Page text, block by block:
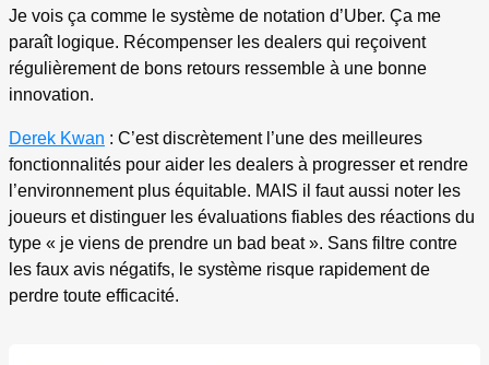
Je vois ça comme le système de notation d’Uber. Ça me
paraît logique. Récompenser les dealers qui reçoivent
régulièrement de bons retours ressemble à une bonne
innovation.
Derek Kwan : C’est discrètement l’une des meilleures
fonctionnalités pour aider les dealers à progresser et rendre
l’environnement plus équitable. MAIS il faut aussi noter les
joueurs et distinguer les évaluations fiables des réactions du
type « je viens de prendre un bad beat ». Sans filtre contre
les faux avis négatifs, le système risque rapidement de
perdre toute efficacité.